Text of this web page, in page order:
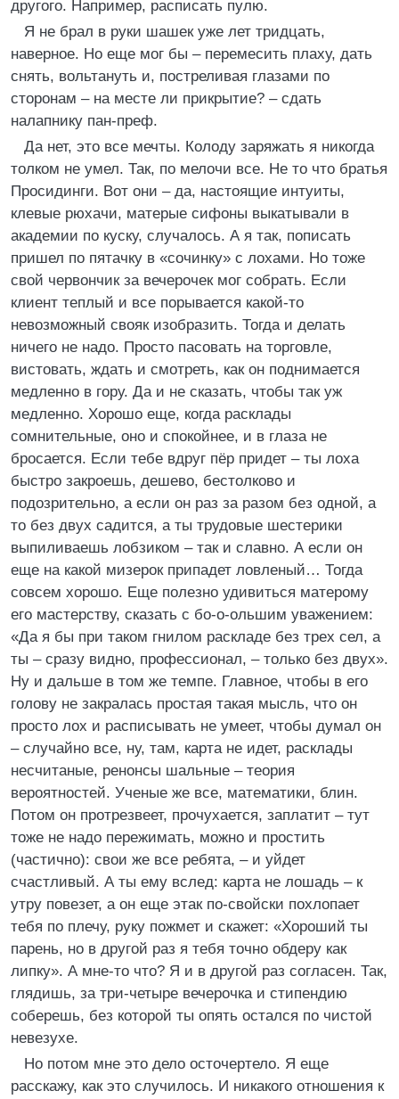
другого. Например, расписать пулю.
Я не брал в руки шашек уже лет тридцать,
наверное. Но еще мог бы – перемесить плаху, дать
снять, вольтануть и, постреливая глазами по
сторонам – на месте ли прикрытие? – сдать
налапнику пан-преф.
Да нет, это все мечты. Колоду заряжать я никогда
толком не умел. Так, по мелочи все. Не то что братья
Просидинги. Вот они – да, настоящие интуиты,
клевые рюхачи, матерые сифоны выкатывали в
академии по куску, случалось. А я так, пописать
пришел по пятачку в «сочинку» с лохами. Но тоже
свой червончик за вечерочек мог собрать. Если
клиент теплый и все порывается какой-то
невозможный свояк изобразить. Тогда и делать
ничего не надо. Просто пасовать на торговле,
вистовать, ждать и смотреть, как он поднимается
медленно в гору. Да и не сказать, чтобы так уж
медленно. Хорошо еще, когда расклады
сомнительные, оно и спокойнее, и в глаза не
бросается. Если тебе вдруг пёр придет – ты лоха
быстро закроешь, дешево, бестолково и
подозрительно, а если он раз за разом без одной, а
то без двух садится, а ты трудовые шестерики
выпиливаешь лобзиком – так и славно. А если он
еще на какой мизерок припадет ловленый… Тогда
совсем хорошо. Еще полезно удивиться матерому
его мастерству, сказать с бо-о-ольшим уважением:
«Да я бы при таком гнилом раскладе без трех сел, а
ты – сразу видно, профессионал, – только без двух».
Ну и дальше в том же темпе. Главное, чтобы в его
голову не закралась простая такая мысль, что он
просто лох и расписывать не умеет, чтобы думал он
– случайно все, ну, там, карта не идет, расклады
несчитаные, ренонсы шальные – теория
вероятностей. Ученые же все, математики, блин.
Потом он протрезвеет, прочухается, заплатит – тут
тоже не надо пережимать, можно и простить
(частично): свои же все ребята, – и уйдет
счастливый. А ты ему вслед: карта не лошадь – к
утру повезет, а он еще этак по-свойски похлопает
тебя по плечу, руку пожмет и скажет: «Хороший ты
парень, но в другой раз я тебя точно обдеру как
липку». А мне-то что? Я и в другой раз согласен. Так,
глядишь, за три-четыре вечерочка и стипендию
соберешь, без которой ты опять остался по чистой
невезухе.
Но потом мне это дело осточертело. Я еще
расскажу, как это случилось. И никакого отношения к